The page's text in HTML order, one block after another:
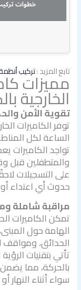
تابع المزيد :تركيبمميزات
الخارجية
تقوية الأمن
توفر الكاميرات
الساعة لكل
تواجد الكاميرات
والمتطفلين قبل
على التسجيلات
حدوث أي اعتداء
مراقبة شاملة
تمكن الكاميرات
الهامة حول
الحدائق، ومواقف
تأتي بتقنيات
بالحركة، مما
سواء أثناء النهار